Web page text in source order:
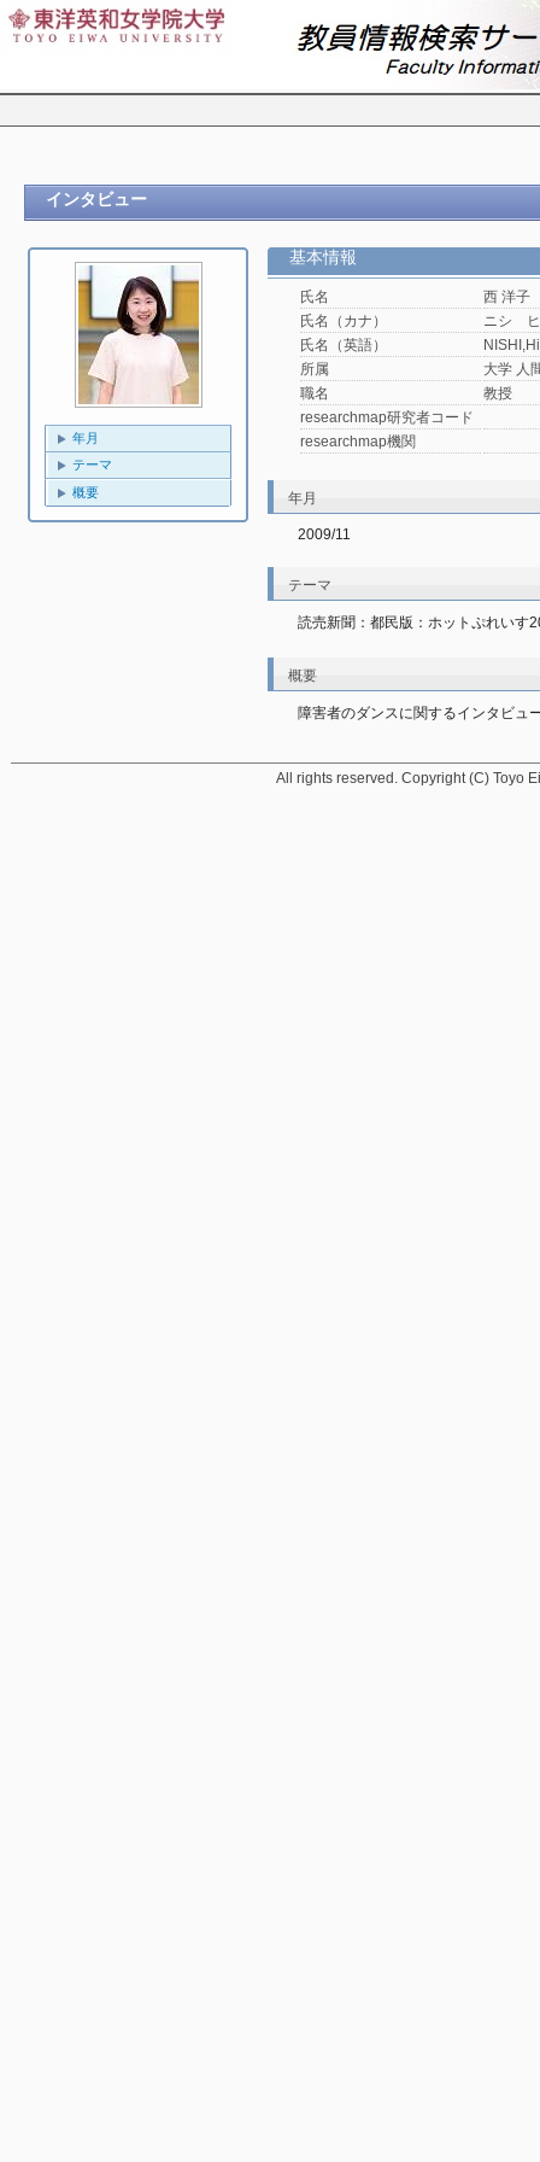
インタビュー
年月
テーマ
概要
基本情報
氏名
西 洋子
氏名（カナ）
ニシ
氏名（英語）
所属
大学 人
職名
教授
researchmap研究者コード
researchmap機関
年月
2009/11
テーマ
読売新聞：都民版：ホットぷれいす
概要
障害者のダンスに関するインタビュ